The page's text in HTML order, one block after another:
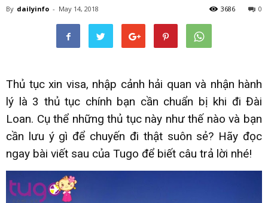
By dailyinfo - May 14, 2018 0
3686
Thủ tục xin visa, nhập cảnh hải quan và nhận hành
lý là 3 thủ tục chính bạn cần chuẩn bị khi đi Đài
Loan. Cụ thể những thủ tục này như thế nào và bạn
cần lưu ý gì để chuyến đi thật suôn sẻ? Hãy đọc
ngay bài viết sau của Tugo để biết câu trả lời nhé!